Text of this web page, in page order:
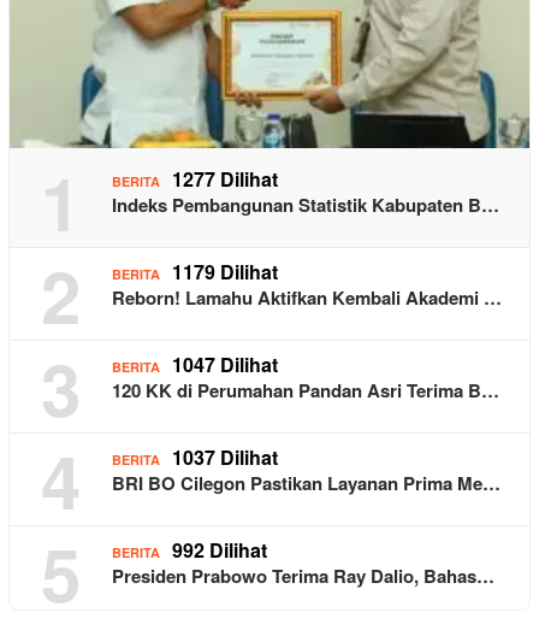
1 BERITA 1277 Dilihat
Indeks Pembangunan Statistik Kabupaten B…
2 BERITA 1179 Dilihat
Reborn! Lamahu Aktifkan Kembali Akademi …
3 BERITA 1047 Dilihat
120 KK di Perumahan Pandan Asri Terima B…
4 BERITA 1037 Dilihat
BRI BO Cilegon Pastikan Layanan Prima Me…
5 BERITA 992 Dilihat
Presiden Prabowo Terima Ray Dalio, Bahas…